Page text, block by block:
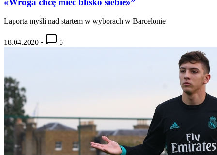
«Wroga chcę mieć blisko siebie»”
Laporta myśli nad startem w wyborach w Barcelonie
18.04.2020 • 5